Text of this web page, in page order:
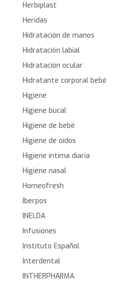
Herbiplast
Heridas
Hidratación de manos
Hidratación labial
Hidratación ocular
Hidratante corporal bebé
Higiene
Higiene bucal
Higiene de bebé
Higiene de oídos
Higiene íntima diaria
Higiene nasal
Homeofresh
Iberpos
INELDA
Infusiones
Instituto Español
Interdental
INTHERPHARMA